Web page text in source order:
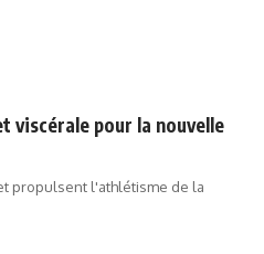
viscérale pour la nouvelle
propulsent l'athlétisme de la